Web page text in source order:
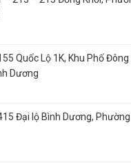
Quốc Lộ 1K, Khu Phố
Dương
Đại lộ Bình Dương,